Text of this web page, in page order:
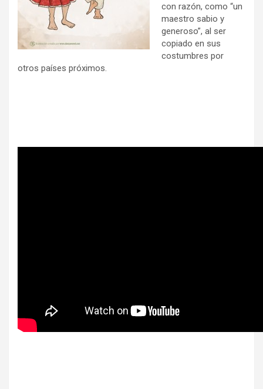
con razón, como “un
maestro sabio y
generoso”, al ser
copiado en sus
costumbres por
otros países próximos.